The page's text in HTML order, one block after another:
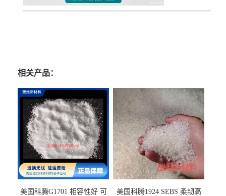
相关产品：
美国科腾G1701 相容性好 可
美国科腾1924 SEBS 柔韧高